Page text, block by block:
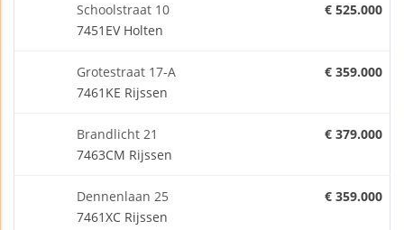
Schoolstraat 10
7451EV Holten
€ 525.000
Grotestraat 17-A
7461KE Rijssen
€ 359.000
Brandlicht 21
7463CM Rijssen
€ 379.000
Dennenlaan 25
7461XC Rijssen
€ 359.000